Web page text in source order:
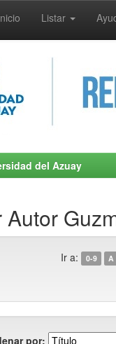
Listar
del Azuay
Autor
Ir a: 0-9 A
por: